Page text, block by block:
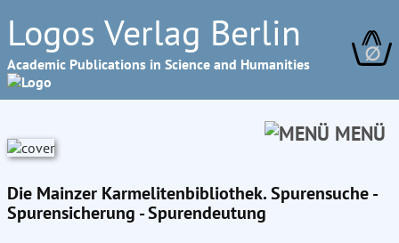
Logos Verlag Berlin
Academic Publications in Science and Humanities ∅
MENÜ
Die Mainzer Karmelitenbibliothek. Spurensuche -
Spurensicherung - Spurendeutung